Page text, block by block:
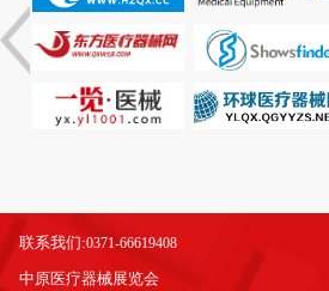
联系我们:0371-66619408
中原医疗器械展览会